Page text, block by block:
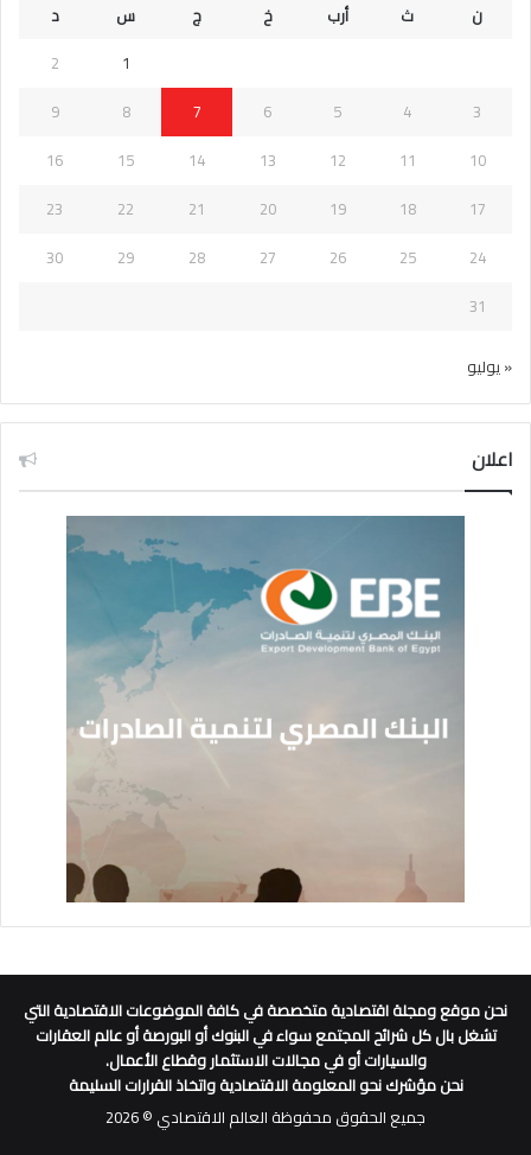
ن
ث أرب خ ج س
د
1
2
3
4
5
6
7
8
9
10
11
12
13
14
15
16
17
18
19
20
21
22
23
24
25
26
27
28
29
30
31
« يوليو
اعلان
نحن موقع ومجلة اقتصادية متخصصة في كافة الموضوعات الاقتصادية التي
تشغل بال كل شرائح المجتمع سواء في البنوك أو البورصة أو عالم العقارات
والسيارات أو في مجالات الاستثمار وقطاع الأعمال.
نحن مؤشرك نحو المعلومة الاقتصادية واتخاذ القرارات السليمة
جميع الحقوق محفوظة العالم الاقتصادي © 2026